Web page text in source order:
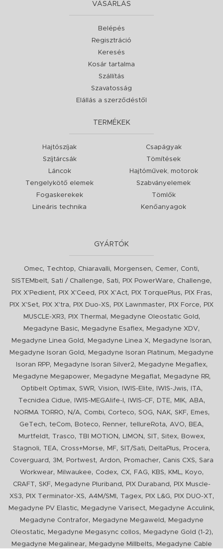
VÁSÁRLÁS
Belépés
Regisztráció
Keresés
Kosár tartalma
Szállítás
Szavatosság
Elállás a szerződéstől
TERMÉKEK
Hajtószíjak
Szíjtárcsák
Láncok
Tengelykötő elemek
Fogaskerekek
Lineáris technika
Csapágyak
Tömítések
Hajtóművek, motorok
Szabványelemek
Tömlők
Kenőanyagok
GYÁRTÓK
Omec, Techtop, Chiaravalli, Morgensen, Cemer, Conti,
SISTEMbelt, Sati / Challenge, Sati, PIX PowerWare, Challenge,
PIX X'Pedient, PIX X'Ceed , PIX X'Act, PIX TorquePlus, PIX Fras,
PIX X'Set, PIX X'tra, PIX Duo-XS, PIX Lawnmaster, PIX Force,
PIX
MUSCLE-XR3, PIX Thermal , Megadyne Oleostatic Gold ,
Megadyne Basic, Megadyne Esaflex, Megadyne XDV,
Megadyne Linea Gold , Megadyne Linea X, Megadyne Isoran,
Megadyne Isoran Gold , Megadyne Isoran Platinum,
Megadyne
Isoran RPP, Megadyne Isoran Silver2, Megadyne Megaflex,
Megadyne Megapower, Megadyne Megaflat, Megadyne RR,
Optibelt Optimax, SWR, Vision, IWIS-Elite, IWIS-Jwis, ITA,
Tecnidea Cidue, IWIS-MEGAlife-I , IWIS-CF, DTE, MIK, ABA,
NORMA TORRO, N/A, Combi, Corteco, SOG, NAK, SKF, Emes,
GeTech, teCom, Boteco, Renner, tellureRota, AVO, BEA,
Murtfeldt, Trasco, TBI MOTION , LIMON , SIT, Sitex, Bowex,
Stagnoli, TEA, Cross+Morse, MF, SIT/Sati, DeltaPlus, Procera,
Coverguard , 3M , Portwest, Ardon, Promacher, Canis CXS, Sara
Workwear, Milwaukee, Codex, CX, FAG, KBS, KML, Koyo,
CRAFT, SKF, Megadyne Pluriband , PIX Duraband ,
PIX Muscle-
XS3, PIX Terminator-XS, A4M/SMI , Tagex, PIX L&G, PIX DUO-XT,
Megadyne PV Elastic, Megadyne Varisect, Megadyne Acculink,
Megadyne Contrafor, Megadyne Megaweld ,
Megadyne
Oleostatic, Megadyne Megasync collos, Megadyne Gold (1-2),
Megadyne Megalinear, Megadyne Millbelts, Megadyne Cable